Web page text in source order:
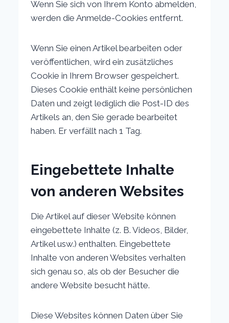
Wenn Sie sich von Ihrem Konto abmelden,
werden die Anmelde-Cookies entfernt.
Wenn Sie einen Artikel bearbeiten oder
veröffentlichen, wird ein zusätzliches
Cookie in Ihrem Browser gespeichert.
Dieses Cookie enthält keine persönlichen
Daten und zeigt lediglich die Post-ID des
Artikels an, den Sie gerade bearbeitet
haben. Er verfällt nach 1 Tag.
Eingebettete Inhalte
von anderen Websites
Die Artikel auf dieser Website können
eingebettete Inhalte (z. B. Videos, Bilder,
Artikel usw.) enthalten. Eingebettete
Inhalte von anderen Websites verhalten
sich genau so, als ob der Besucher die
andere Website besucht hätte.
Diese Websites können Daten über Sie